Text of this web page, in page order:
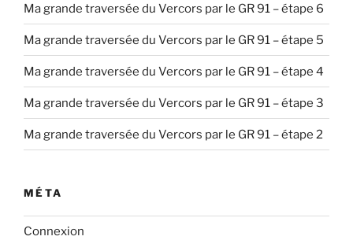
Ma grande traversée du Vercors par le GR 91 – étape 6
Ma grande traversée du Vercors par le GR 91 – étape 5
Ma grande traversée du Vercors par le GR 91 – étape 4
Ma grande traversée du Vercors par le GR 91 – étape 3
Ma grande traversée du Vercors par le GR 91 – étape 2
MÉTA
Connexion